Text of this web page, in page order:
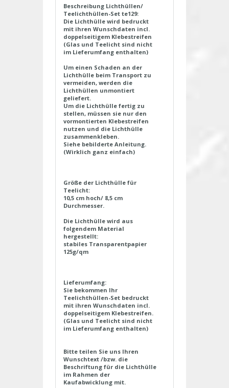
Beschreibung Lichthüllen/
Teelichthüllen-Set te129:
Die Lichthülle wird bedruckt
mit ihren Wunschdaten incl.
doppelseitigem Klebestreifen
(Glas und Teelicht sind nicht
im Lieferumfang enthalten)
Um einen Schaden an der
Lichthülle beim Transport zu
vermeiden, werden die
Lichthüllen unmontiert
geliefert.
Um die Lichthülle fertig zu
stellen, müssen sie nur den
vormontierten Klebestreifen
nutzen und die Lichthülle
zusammenkleben.
Siehe bebilderte Anleitung.
(Wirklich ganz einfach)
Größe der Lichthülle für
Teelicht:
10,5 cm hoch/ 8,5 cm
Durchmesser.
Die Lichthülle wird aus
folgendem Material
hergestellt:
stabiles Transparentpapier
125g/qm
Lieferumfang:
Sie bekommen Ihr
Teelichthüllen-Set bedruckt
mit ihren Wunschdaten incl.
doppelseitigem Klebestreifen.
(Glas und Teelicht sind nicht
im Lieferumfang enthalten)
Bitte teilen Sie uns Ihren
Wunschtext /bzw. die
Beschriftung für die Lichthülle
im Rahmen der
Kaufabwicklung mit.